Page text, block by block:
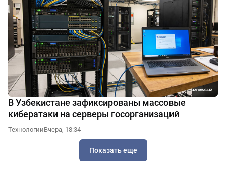
В Узбекистане зафиксированы массовые
кибератаки на серверы госорганизаций
ТехнологииВчера, 18:34
Показать еще